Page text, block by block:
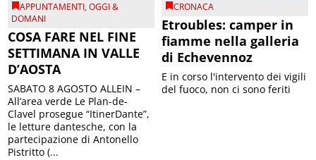
APPUNTAMENTI,OGGI &
DOMANI
COSA FARE NEL FINE
SETTIMANA IN VALLE
D’AOSTA
SABATO 8 AGOSTO ALLEIN –
All’area verde Le Plan-de-
Clavel prosegue “ItinerDante”,
le letture dantesche, con la
partecipazione di Antonello
Pistritto (...
CRONACA
Etroubles: camper in
fiamme nella galleria
di Echevennoz
E in corso l'intervento dei vigili
del fuoco, non ci sono feriti